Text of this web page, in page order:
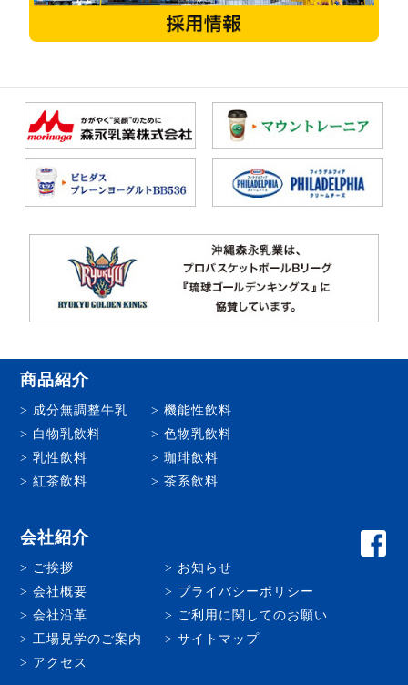
商品紹介
成分無調整牛乳
白物乳飲料
乳性飲料
紅茶飲料
機能性飲料
色物乳飲料
珈琲飲料
茶系飲料
会社紹介
ご挨拶
会社概要
会社沿革
工場見学のご案内
アクセス
お知らせ
プライバシーポリシー
ご利用に関してのお願い
サイトマップ